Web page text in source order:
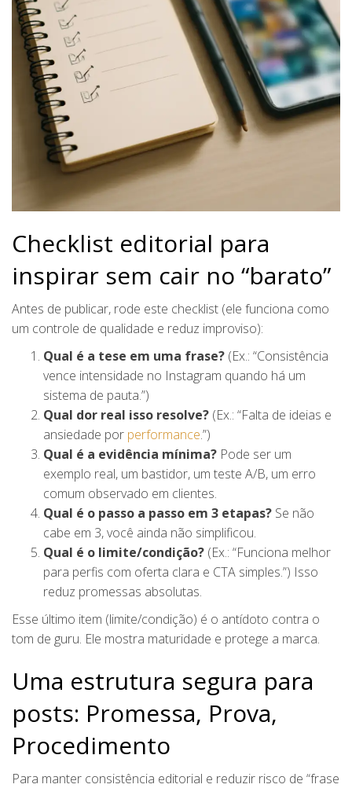
Checklist editorial para
inspirar sem cair no “barato”
Antes de publicar, rode este checklist (ele funciona como
um controle de qualidade e reduz improviso):
Qual é a tese em uma frase? (Ex.: “Consistência
vence intensidade no Instagram quando há um
sistema de pauta.”)
Qual dor real isso resolve? (Ex.: “Falta de ideias e
ansiedade por performance.”)
Qual é a evidência mínima? Pode ser um
exemplo real, um bastidor, um teste A/B, um erro
comum observado em clientes.
Qual é o passo a passo em 3 etapas? Se não
cabe em 3, você ainda não simplificou.
Qual é o limite/condição? (Ex.: “Funciona melhor
para perfis com oferta clara e CTA simples.”) Isso
reduz promessas absolutas.
Esse último item (limite/condição) é o antídoto contra o
tom de guru. Ele mostra maturidade e protege a marca.
Uma estrutura segura para
posts: Promessa, Prova,
Procedimento
Para manter consistência editorial e reduzir risco de “frase